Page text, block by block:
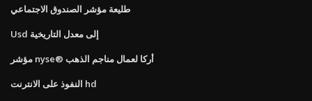
طليعة مؤشر الصندوق الاجتماعي
Usd إلى معدل التاريخية
مؤشر nyse® أركا لعمال مناجم الذهب
النفوذ على الانترنت hd